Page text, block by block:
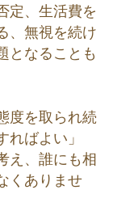
定、生活費を
、無視を続け
となることも
度を取られ続
ばよい」
え、誰にも相
くありませ